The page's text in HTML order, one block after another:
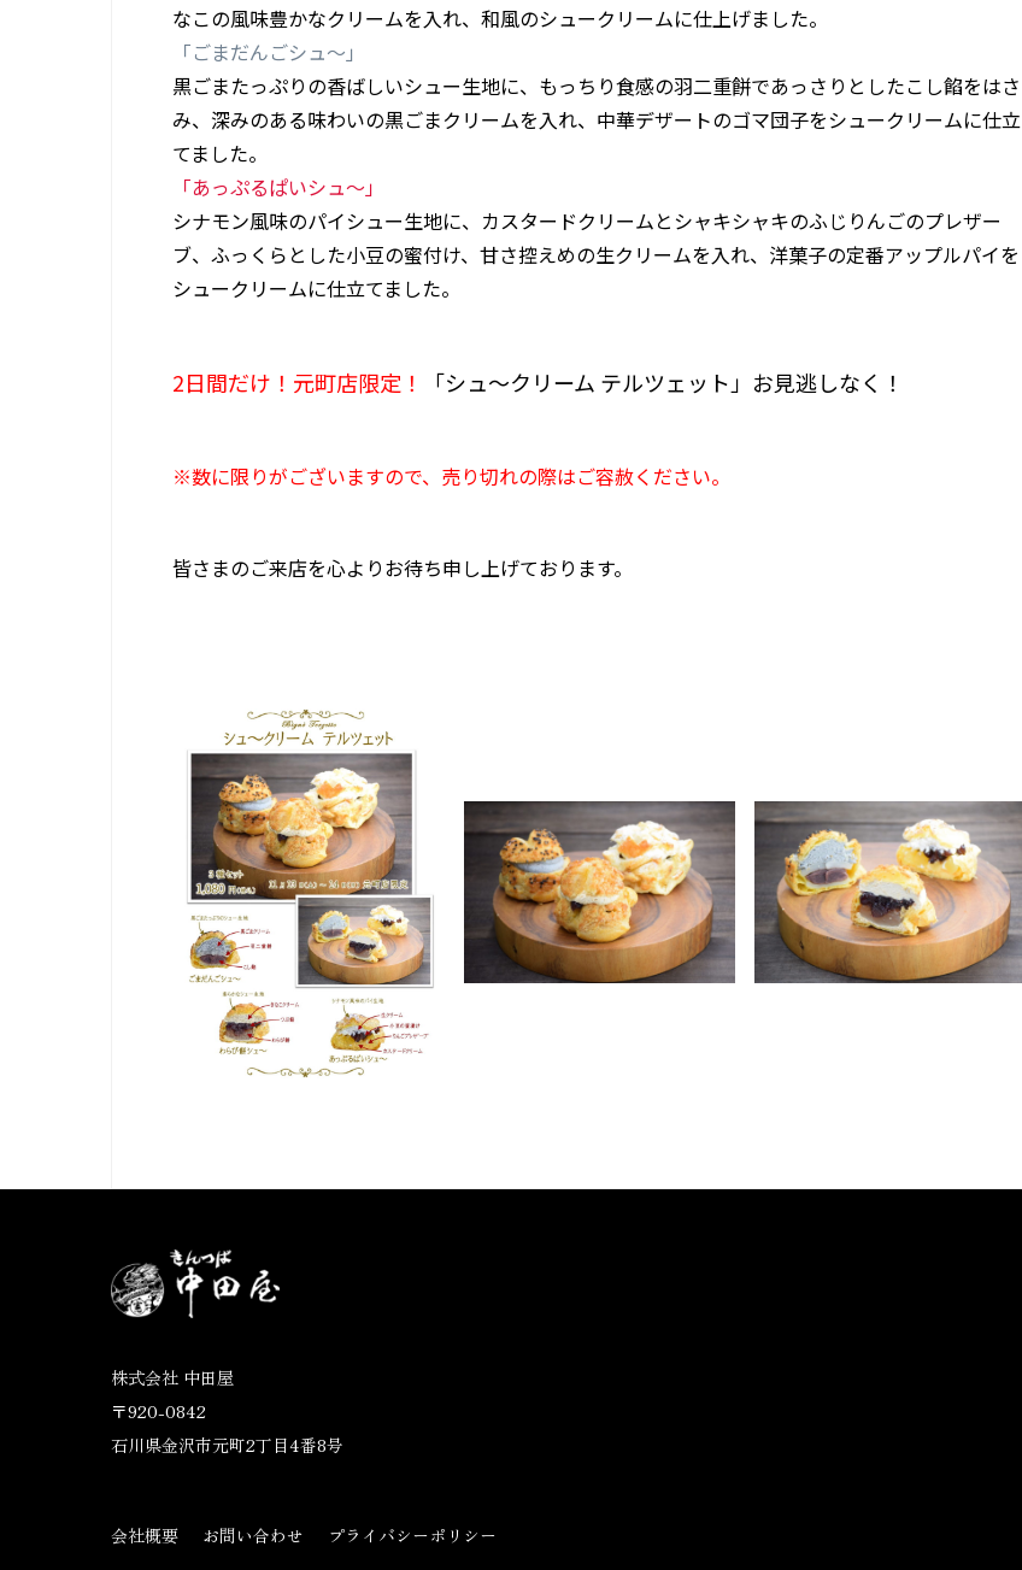
なこの風味豊かなクリームを入れ、和風のシュークリームに仕上げました。
「ごまだんごシュ～」
黒ごまたっぷりの香ばしいシュー生地に、もっちり食感の羽二重餅であっさりとしたこし餡をはさ
み、深みのある味わいの黒ごまクリームを入れ、中華デザートのゴマ団子をシュークリームに仕立
てました。
「あっぷるぱいシュ～」
シナモン風味のパイシュー生地に、カスタードクリームとシャキシャキのふじりんごのプレザー
ブ、ふっくらとした小豆の蜜付け、甘さ控えめの生クリームを入れ、洋菓子の定番アップルパイを
シュークリームに仕立てました。
2日間だけ！元町店限定！ 「シュ～クリーム テルツェット」 お見逃しなく！
※数に限りがございますので、売り切れの際はご容赦ください。
皆さまのご来店を心よりお待ち申し上げております。
株式会社 中田屋
〒920-0842
石川県金沢市元町2丁目4番8号
会社概要 お問い合わせ プライバシーポリシー